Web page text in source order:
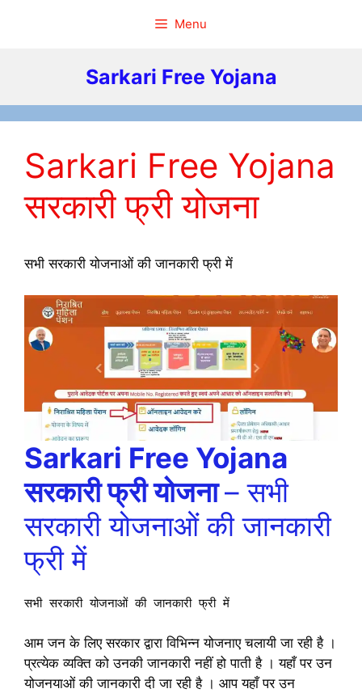
Menu
Sarkari Free Yojana
Sarkari Free Yojana
सरकारी फ्री योजना
सभी सरकारी योजनाओं की जानकारी फ्री में
Sarkari Free Yojana
सरकारी फ्री योजना– सभी
सरकारी योजनाओं की जानकारी
फ्री में
सभी सरकारी योजनाओं की जानकारी फ्री में
आम जन के लिए सरकार द्वारा विभिन्न योजनाए चलायी जा रही है ।
प्रत्येक व्यक्ति को उनकी जानकारी नहीं हो पाती है । यहाँ पर उन
योजनयाओं की जानकारी दी जा रही है । आप यहाँ पर उन